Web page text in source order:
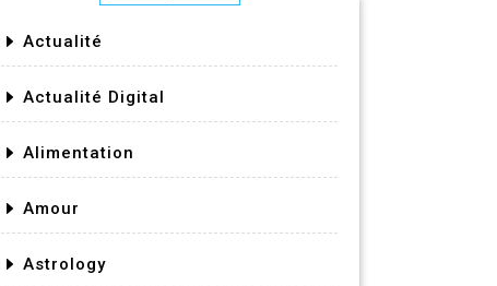
Actualité
Actualité Digital
Alimentation
Amour
Astrology